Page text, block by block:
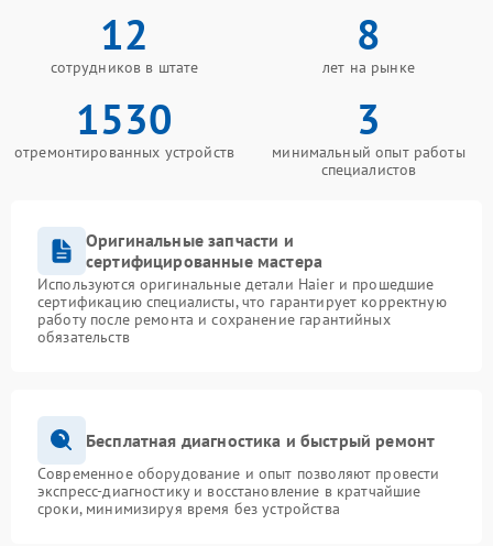
12
сотрудников в штате
8
лет на рынке
1530
отремонтированных устройств
3
минимальный опыт работы
специалистов
Оригинальные запчасти и
сертифицированные мастера
Используются оригинальные детали Haier и прошедшие
сертификацию специалисты, что гарантирует корректную
работу после ремонта и сохранение гарантийных
обязательств
Бесплатная диагностика и быстрый ремонт
Современное оборудование и опыт позволяют провести
экспресс-диагностику и восстановление в кратчайшие
сроки, минимизируя время без устройства